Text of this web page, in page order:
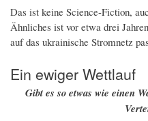
Das ist keine Science-Fiction,
Ähnliches ist vor etwa drei
auf das ukrainische Stromnetz
Ein ewiger Wettlauf
Gibt es so etwas wie einen